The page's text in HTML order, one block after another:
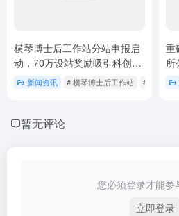
横琴博士后工作站分站申报启
动，70万设站奖励吸引科创企
业 新闻资讯 # 横琴博士后工作站 # 横琴博
重
所
暂无评论
您必须登录才能参
立即登录